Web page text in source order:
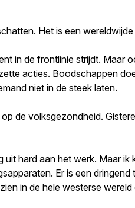
Het is een
in de frontlinie strijdt. Maar
acties. Boodschappen
niet in de steek laten.
de volksgezondheid.
hard aan het werk. Maar
Er is een
in de hele westerse